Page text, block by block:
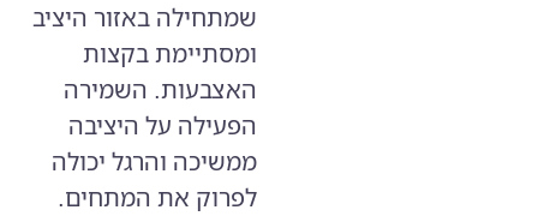
שמתחילה באזור היציב
ומסתיימת בקצות
האצבעות. השמירה
הפעילה על היציבה
ממשיכה והרגל יכולה
לפרוק את המתחים.